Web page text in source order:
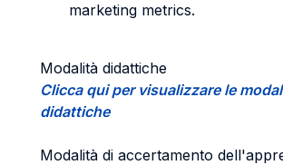
marketing metrics.
Modalità didattiche
Clicca qui per visualizzare le
didattiche
Modalità di accertamento